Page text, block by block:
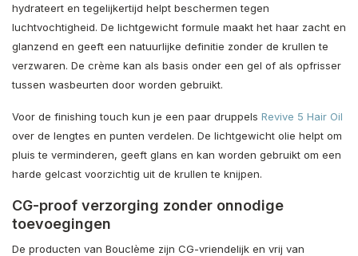
hydrateert en tegelijkertijd helpt beschermen tegen
luchtvochtigheid. De lichtgewicht formule maakt het haar zacht en
glanzend en geeft een natuurlijke definitie zonder de krullen te
verzwaren. De crème kan als basis onder een gel of als opfrisser
tussen wasbeurten door worden gebruikt.
Voor de finishing touch kun je een paar druppels Revive 5 Hair Oil
over de lengtes en punten verdelen. De lichtgewicht olie helpt om
pluis te verminderen, geeft glans en kan worden gebruikt om een
harde gelcast voorzichtig uit de krullen te knijpen.
CG-proof verzorging zonder onnodige
toevoegingen
De producten van Bouclème zijn CG-vriendelijk en vrij van